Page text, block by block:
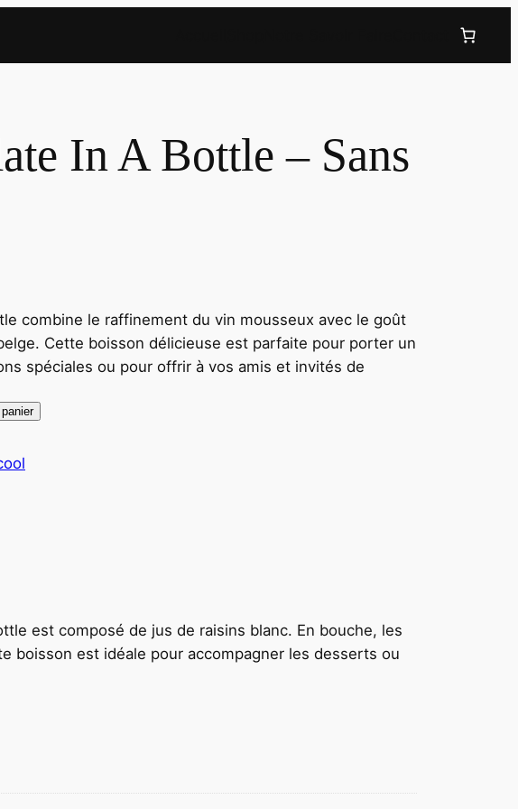
In A Bottle – Sans
combine le raffinement du vin mousseux avec le goût
Cette boisson délicieuse est parfaite pour porter un
spéciales ou pour offrir à vos amis et invités de
est composé de jus de raisins blanc. En bouche, les
boisson est idéale pour accompagner les desserts ou